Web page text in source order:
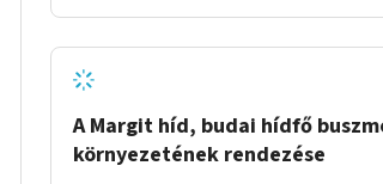
sakkasztal és egy lábbal tekerhető
mobiltöltőpont tennék kellemesebbé
hűvösebbé) a környéken lakók és az
mindennapjait.
A Margit híd, budai hídfő
környezetének rendezése